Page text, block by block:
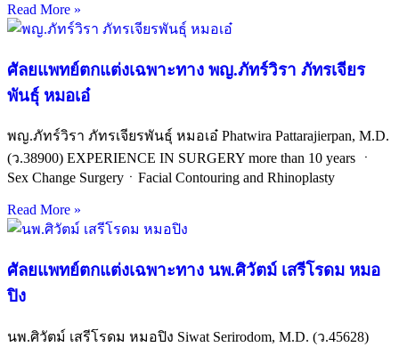
Read More »
ศัลยแพทย์ตกแต่งเฉพาะทาง พญ.ภัทร์วิรา ภัทรเจียร
พันธุ์ หมอเอ๋
พญ.ภัทร์วิรา ภัทรเจียรพันธุ์ หมอเอ๋ Phatwira Pattarajierpan, M.D.
(ว.38900) EXPERIENCE IN SURGERY more than 10 years ㆍ
Sex Change SurgeryㆍFacial Contouring and Rhinoplasty
Read More »
ศัลยแพทย์ตกแต่งเฉพาะทาง นพ.ศิวัตม์ เสรีโรดม หมอ
ปิง
นพ.ศิวัตม์ เสรีโรดม หมอปิง Siwat Serirodom, M.D. (ว.45628)